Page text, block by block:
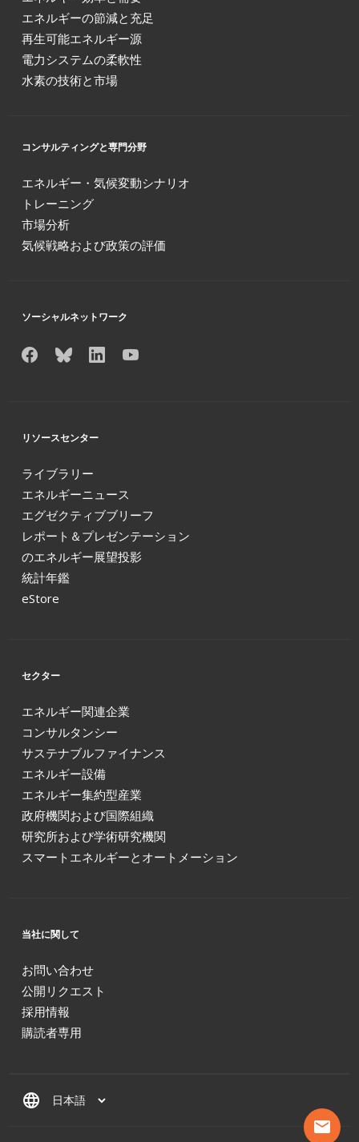
mail
エネルギーの節減と充足
再生可能エネルギー源
電力システムの柔軟性
水素の技術と市場
コンサルティングと専門分野
エネルギー・気候変動シナリオ
トレーニング
市場分析
気候戦略および政策の評価
ソーシャルネットワーク
リソースセンター
ライブラリー
エネルギーニュース
エグゼクティブブリーフ
レポート＆プレゼンテーション
のエネルギー展望投影
統計年鑑
eStore
セクター
エネルギー関連企業
コンサルタンシー
サステナブルファイナンス
エネルギー設備
エネルギー集約型産業
政府機関および国際組織
研究所および学術研究機関
スマートエネルギーとオートメーション
当社に関して
お問い合わせ
公開リクエスト
採用情報
購読者専用
language